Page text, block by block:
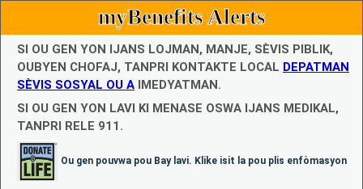
myBenefits Alerts
SI OU GEN YON IJANS LOJMAN, MANJE, SÈVIS PIBLIK,
OUBYEN CHOFAJ, TANPRI KONTAKTE LOCAL DEPATMAN
SÈVIS SOSYAL OU A IMEDYATMAN.
SI OU GEN YON LAVI KI MENASE OSWA IJANS MEDIKAL,
TANPRI RELE 911.
Ou gen pouvwa pou Bay lavi. Klike isit la pou plis enfòmasyon